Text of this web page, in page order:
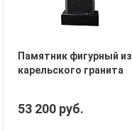
Памятник фигурный из
карельского гранита
53 200 руб.